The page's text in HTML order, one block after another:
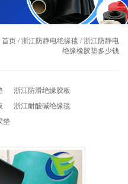
首页 /浙江防静电绝缘毯 /浙江防静电
绝缘橡胶垫多少钱
浙江防滑绝缘胶板
浙江耐酸碱绝缘毯
垫